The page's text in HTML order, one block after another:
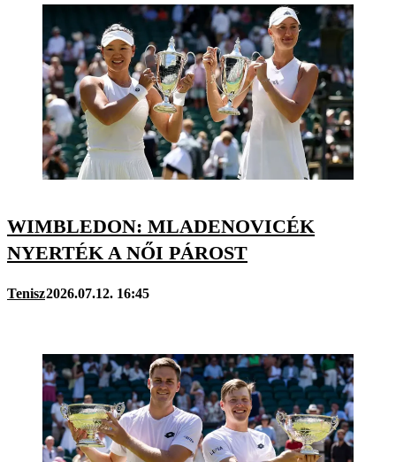
WIMBLEDON: MLADENOVICÉK
NYERTÉK A NŐI PÁROST
Tenisz2026.07.12. 16:45